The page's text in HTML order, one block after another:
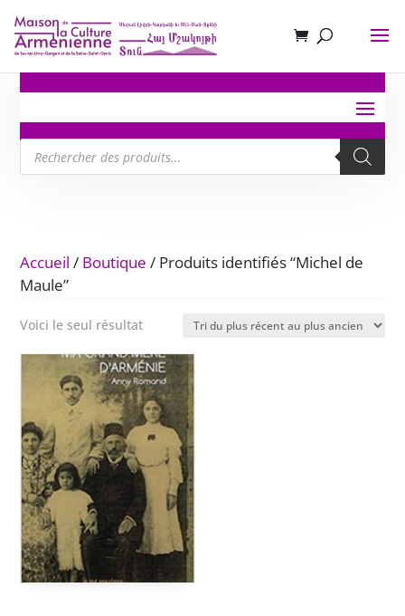
Recherche
de
produits
Accueil / Boutique / Produits identifiés “Michel de
Maule”
Voici le seul résultat